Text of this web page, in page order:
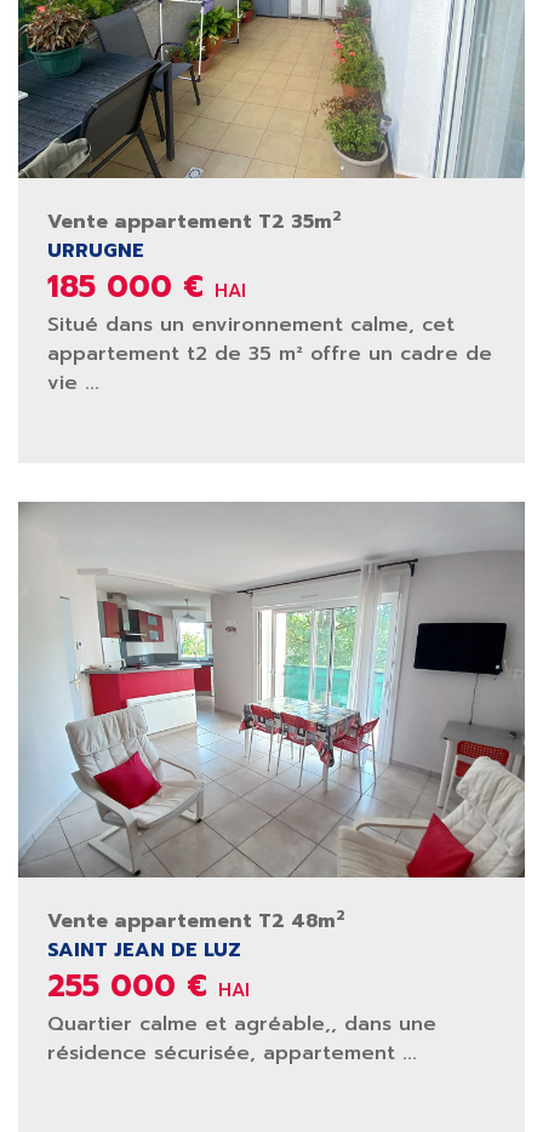
Vente appartement T2 35m2
URRUGNE
185 000 € HAI
Situé dans un environnement calme, cet
appartement t2 de 35 m² offre un cadre de
vie ...
Vente appartement T2 48m2
SAINT JEAN DE LUZ
255 000 € HAI
Quartier calme et agréable,, dans une
résidence sécurisée, appartement ...